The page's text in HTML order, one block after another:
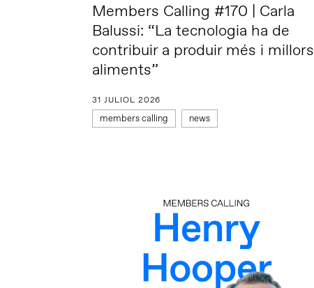
Members Calling #170 | Carla
Balussi: “La tecnologia ha de
contribuir a produir més i millors
aliments”
31 JULIOL 2026
members calling news